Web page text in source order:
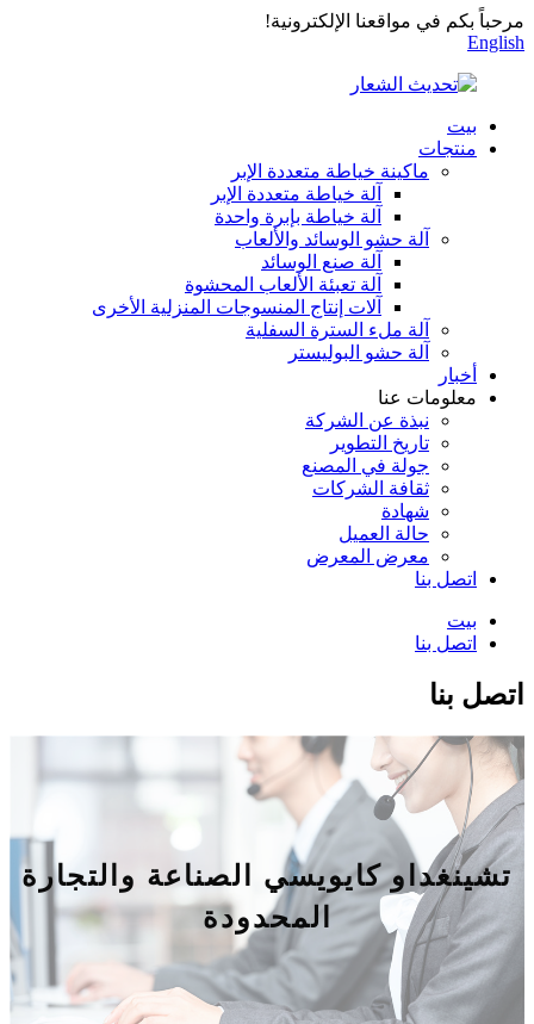
مرحباً بكم في مواقعنا الإلكترونية!
English
بيت
منتجات
ماكينة خياطة متعددة الإبر
آلة خياطة متعددة الإبر
آلة خياطة بإبرة واحدة
آلة حشو الوسائد والألعاب
آلة صنع الوسائد
آلة تعبئة الألعاب المحشوة
آلات إنتاج المنسوجات المنزلية الأخرى
آلة ملء السترة السفلية
آلة حشو البوليستر
أخبار
معلومات عنا
نبذة عن الشركة
تاريخ التطوير
جولة في المصنع
ثقافة الشركات
شهادة
حالة العميل
معرض المعرض
اتصل بنا
بيت
اتصل بنا
اتصل بنا
تشينغداو كايويسي الصناعة والتجارة
المحدودة